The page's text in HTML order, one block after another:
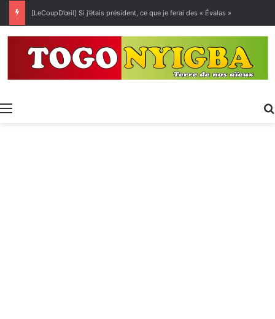
[LeCoupD’œil] Si j’étais président, ce que je ferai des « Évalas »
Menu